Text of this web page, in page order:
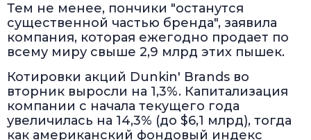
Тем не менее, пончики "останутся
существенной частью бренда", заявила
компания, которая ежегодно продает по
всему миру свыше 2,9 млрд этих пышек.
Котировки акций Dunkin' Brands во
вторник выросли на 1,3%. Капитализация
компании с начала текущего года
увеличилась на 14,3% (до $6,1 млрд), тогда
как американский фондовый индекс